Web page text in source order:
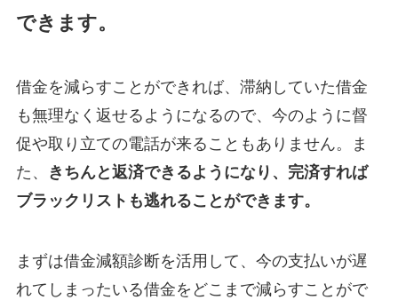
できます。
借金を減らすことができれば、滞納していた借金
も無理なく返せるようになるので、今のように督
促や取り立ての電話が来ることもありません。ま
た、
きちんと返済できるようになり、完済すれば
ブラックリストも逃れることができます。
まずは借金減額診断を活用して、今の支払いが遅
れてしまったいる借金をどこまで減らすことがで